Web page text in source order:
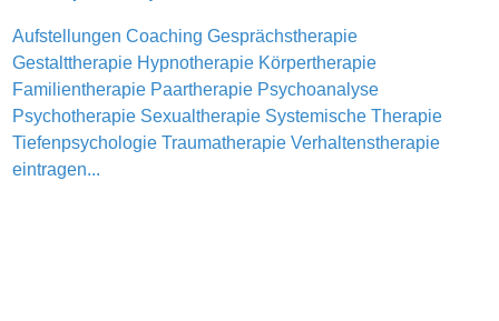
Aufstellungen Coaching Gesprächstherapie
Gestalttherapie Hypnotherapie Körpertherapie
Familientherapie Paartherapie Psychoanalyse
Psychotherapie Sexualtherapie Systemische Therapie
Tiefenpsychologie Traumatherapie Verhaltenstherapie
eintragen...